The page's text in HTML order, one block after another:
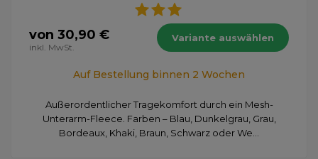
von 30,90 €
inkl. MwSt.
Variante auswählen
Auf Bestellung binnen 2 Wochen
Außerordentlicher Tragekomfort durch ein Mesh-
Unterarm-Fleece. Farben – Blau, Dunkelgrau, Grau,
Bordeaux, Khaki, Braun, Schwarz oder We...